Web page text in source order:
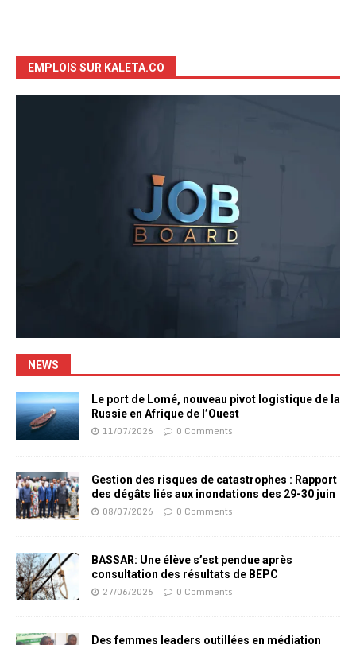
EMPLOIS SUR KALETA.CO
NEWS
Le port de Lomé, nouveau pivot logistique de la
Russie en Afrique de l’Ouest
11/07/2026 0 Comments
Gestion des risques de catastrophes : Rapport
des dégâts liés aux inondations des 29-30 juin
08/07/2026 0 Comments
BASSAR: Une élève s’est pendue après
consultation des résultats de BEPC
27/06/2026 0 Comments
Des femmes leaders outillées en médiation